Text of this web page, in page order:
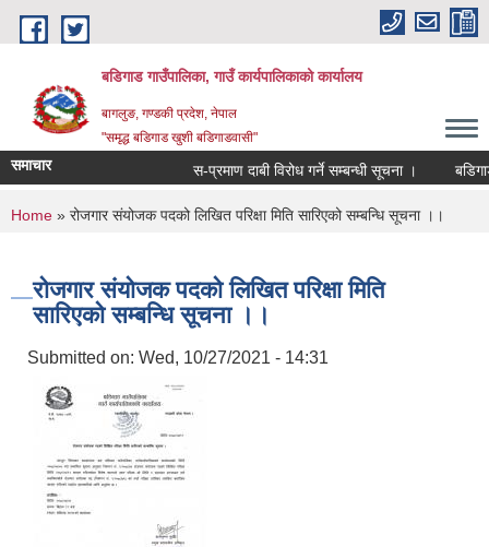
Skip to main content
बडिगाड गाउँपालिका, गाउँ कार्यपालिकाको कार्यालय
बागलुङ, गण्डकी प्रदेश, नेपाल
"समृद्ध बडिगाड खुशी बडिगाडवासी"
समाचार स-प्रमाण दाबी विरोध गर्ने सम्बन्धी सूचना ।
You are here
Home » रोजगार संयोजक पदको लिखित परिक्षा मिति सारिएको सम्बन्धि सूचना ।।
रोजगार संयोजक पदको लिखित परिक्षा मिति
सारिएको सम्बन्धि सूचना ।।
Submitted on: Wed, 10/27/2021 - 14:31